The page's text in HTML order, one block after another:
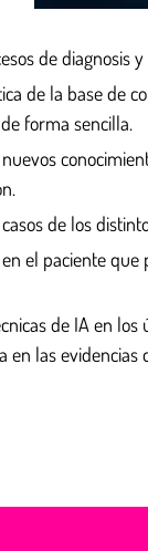
de diagnosis
de la base de
forma sencilla.
de los
el paciente
de IA en
en las